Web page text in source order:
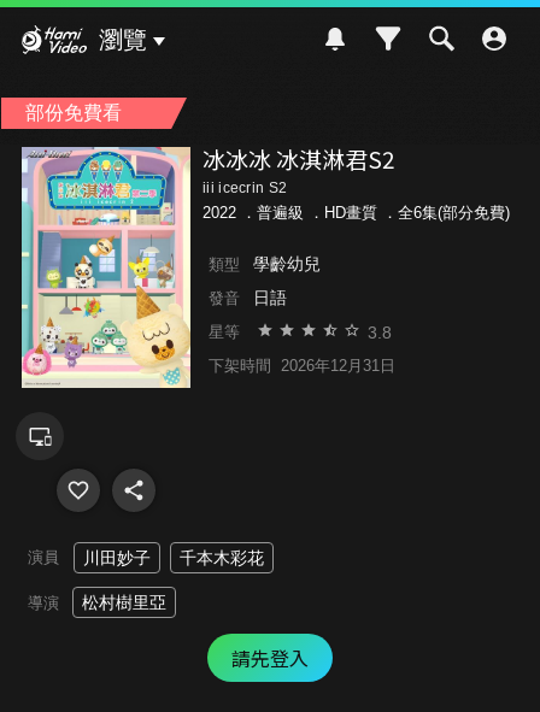
瀏覽
部份免費看
冰冰冰 冰淇淋君S2
iii icecrin S2
2022 ． 普遍級 ．HD畫質 ．全6集(部分免費)
類型 學齡幼兒
發音 日語
星等 3.8
下架時間 2026年12月31日
演員 川田妙子 千本木彩花
導演 松村樹里亞
請先登入